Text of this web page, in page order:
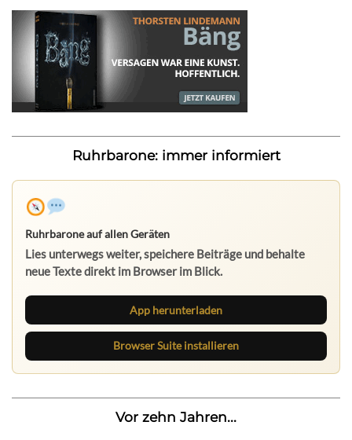
Ruhrbarone: immer informiert
Ruhrbarone auf allen Geräten
Lies unterwegs weiter, speichere Beiträge und behalte
neue Texte direkt im Browser im Blick.
App herunterladen
Browser Suite installieren
Vor zehn Jahren...